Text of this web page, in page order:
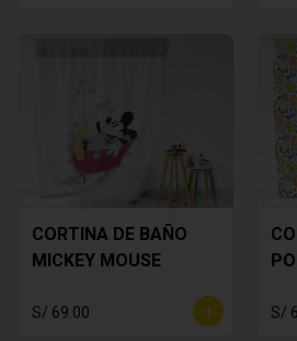
CORTINA DE BAÑO
MICKEY MOUSE
S/ 69.00 S/